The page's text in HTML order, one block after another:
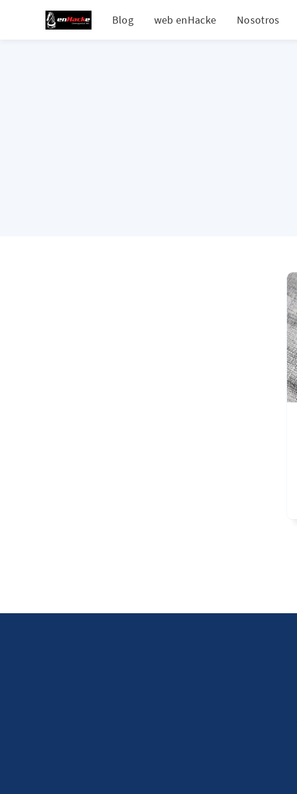
Blog web enHacke Nosotros